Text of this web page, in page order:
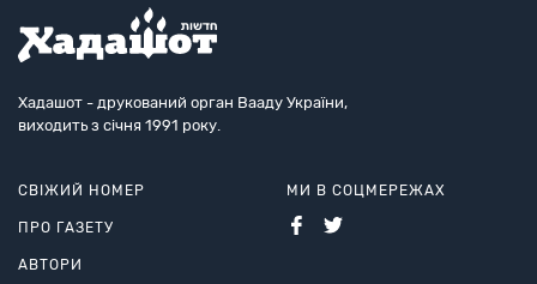
Хадашот - друкований орган Вааду України,
виходить з січня 1991 року.
СВІЖИЙ НОМЕР
ПРО ГАЗЕТУ
АВТОРИ
МИ В СОЦМЕРЕЖАХ